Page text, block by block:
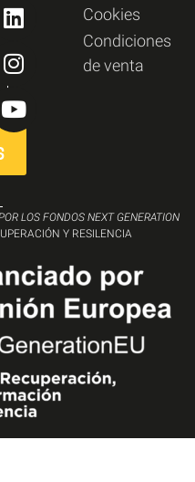
Cookies
Condiciones
de venta
LOS FONDOS NEXT GENERATION
Y RESILENCIA